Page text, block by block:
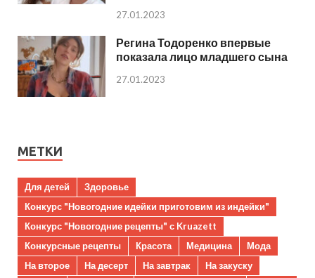
27.01.2023
Регина Тодоренко впервые
показала лицо младшего сына
27.01.2023
МЕТКИ
Для детей
Здоровье
Конкурс "Новогодние идейки приготовим из индейки"
Конкурс "Новогодние рецепты" с Kruazett
Конкурсные рецепты
Красота Медицина
Мода
На второе
На десерт На завтрак
На закуску